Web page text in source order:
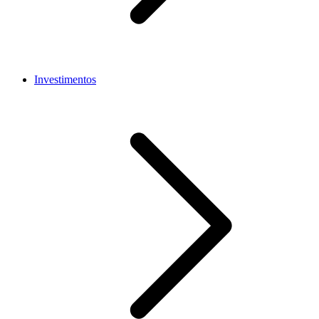
Investimentos